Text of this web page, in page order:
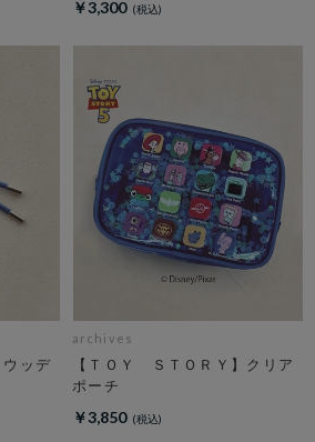
￥3,300
ッデ
archives
【ＴＯＹ ＳＴＯＲＹ】クリア
ポーチ
￥3,850